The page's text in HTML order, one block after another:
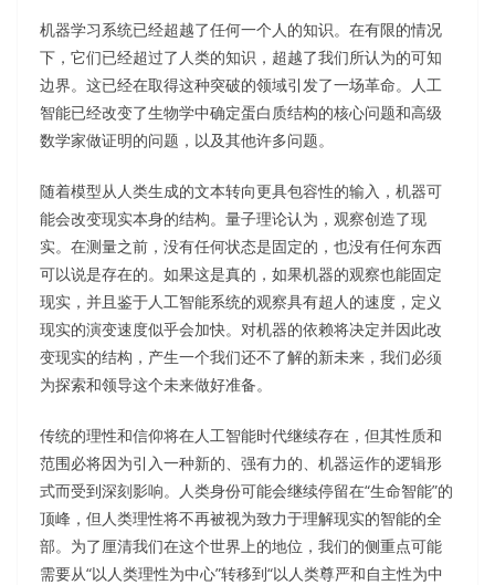
机器学习系统已经超越了任何一个人的知识。在有限的情况
下，它们已经超过了人类的知识，超越了我们所认为的可知
边界。这已经在取得这种突破的领域引发了一场革命。人工
智能已经改变了生物学中确定蛋白质结构的核心问题和高级
数学家做证明的问题，以及其他许多问题。
随着模型从人类生成的文本转向更具包容性的输入，机器可
能会改变现实本身的结构。量子理论认为，观察创造了现
实。在测量之前，没有任何状态是固定的，也没有任何东西
可以说是存在的。如果这是真的，如果机器的观察也能固定
现实，并且鉴于人工智能系统的观察具有超人的速度，定义
现实的演变速度似乎会加快。对机器的依赖将决定并因此改
变现实的结构，产生一个我们还不了解的新未来，我们必须
为探索和领导这个未来做好准备。
传统的理性和信仰将在人工智能时代继续存在，但其性质和
范围必将因为引入一种新的、强有力的、机器运作的逻辑形
式而受到深刻影响。人类身份可能会继续停留在“生命智能”的
顶峰，但人类理性将不再被视为致力于理解现实的智能的全
部。为了厘清我们在这个世界上的地位，我们的侧重点可能
需要从“以人类理性为中心”转移到“以人类尊严和自主性为中